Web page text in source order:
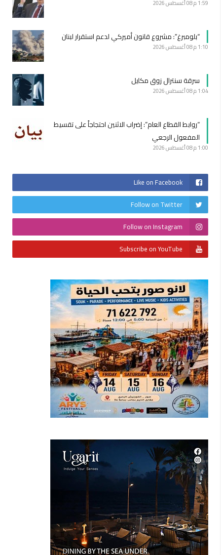
1:59 م 08 أغسطس 2026
“بلومبرغ”: مشروع قانون أميركي لدعم استقرار لبنان
1:10 م 08 أغسطس 2026
سرقة سنترال زوق مكايل
1:04 م 08 أغسطس 2026
“روابط القطاع العام”: إضراب الاثنين احتجاجاً على تقسيط
المفعول الرجعي
1:00 م 08 أغسطس 2026
Like on Facebook
Follow on Twitter
Follow on Instagram
Subscribe on YouTube